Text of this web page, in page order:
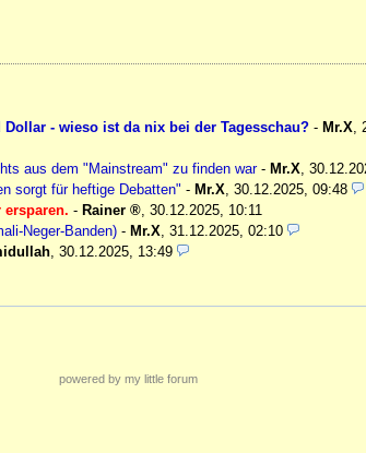
- wieso ist da nix bei der Tagesschau? - Mr.X,
aus dem "Mainstream" zu finden war- Mr.X,
sorgt für heftige Debatten" - Mr.X, 30.12.2025, 09:48
- Rainer , 30.12.2025, 10:11
Neger-Banden) - Mr.X, 31.12.2025, 02:10
, 30.12.2025, 13:49
powered by my little forum